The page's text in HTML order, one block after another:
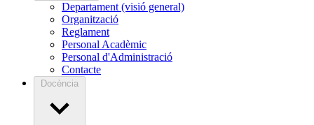
Departament (visió general)
Organització
Reglament
Personal Acadèmic
Personal d'Administració
Contacte
Docència